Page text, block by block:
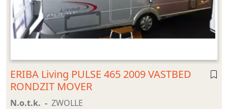
ERIBA Living PULSE 465 2009 VASTBED
RONDZIT MOVER
N.o.t.k. ZWOLLE